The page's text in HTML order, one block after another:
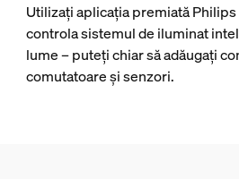
Utilizați aplicația premiată
controla sistemul de iluminat
lume – puteți chiar să adăugați
comutatoare și senzori.